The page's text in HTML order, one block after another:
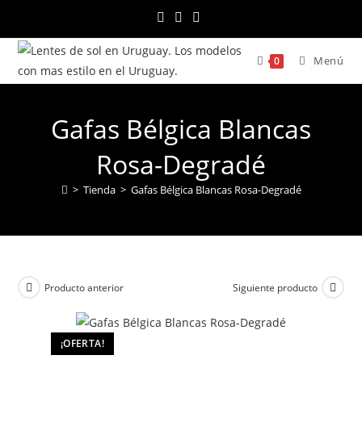
contenido
0 Menú
Gafas Bélgica Blancas
Rosa-Degradé
> Tienda > Gafas Bélgica Blancas Rosa-Degradé
¡OFERTA!
Producto anterior Siguiente producto